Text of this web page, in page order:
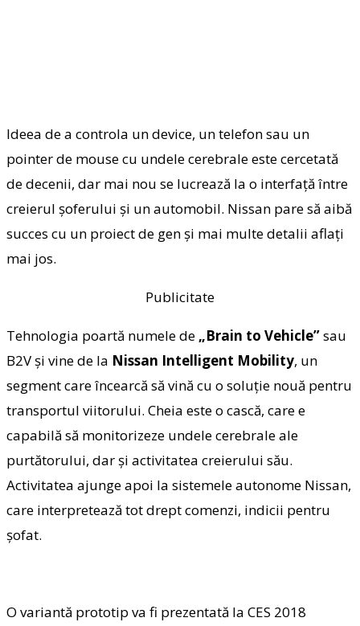
Ideea de a controla un device, un telefon sau un
pointer de mouse cu undele cerebrale este cercetată
de decenii, dar mai nou se lucrează la o interfaţă între
creierul şoferului şi un automobil. Nissan pare să aibă
succes cu un proiect de gen şi mai multe detalii aflaţi
mai jos.
Publicitate
Tehnologia poartă numele de „Brain to Vehicle”sau
B2V şi vine de la Nissan Intelligent Mobility, un
segment care încearcă să vină cu o soluţie nouă pentru
transportul viitorului. Cheia este o cască, care e
capabilă să monitorizeze undele cerebrale ale
purtătorului, dar şi activitatea creierului său.
Activitatea ajunge apoi la sistemele autonome Nissan,
care interpretează tot drept comenzi, indicii pentru
şofat.
O variantă prototip va fi prezentată la CES 2018